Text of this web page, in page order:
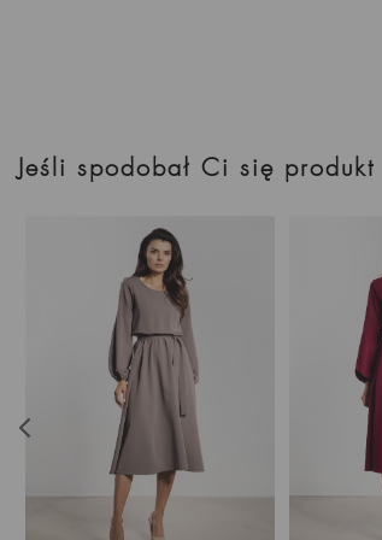
Jeśli spodobał Ci się